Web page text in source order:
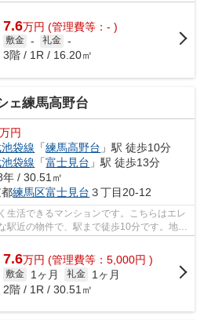
達を招待...
7.6万円 (管理費等：- )
敷金 - 礼金 -
3階 / 1R / 16.20㎡
ェ練馬高野台
万円
袋線 「練馬高野台 」駅 徒歩10分
袋線 「富士見台 」駅 徒歩13分
年 / 30.51㎡
練馬区富士見台 ３丁目20-12
生活できるマンションです。こちらはエレ
駅近の物件で、駅まで徒歩10分です。地域
らこ...
7.6万円 (管理費等：5,000円 )
敷金 1ヶ月 礼金
1ヶ月
2階 / 1R / 30.51㎡